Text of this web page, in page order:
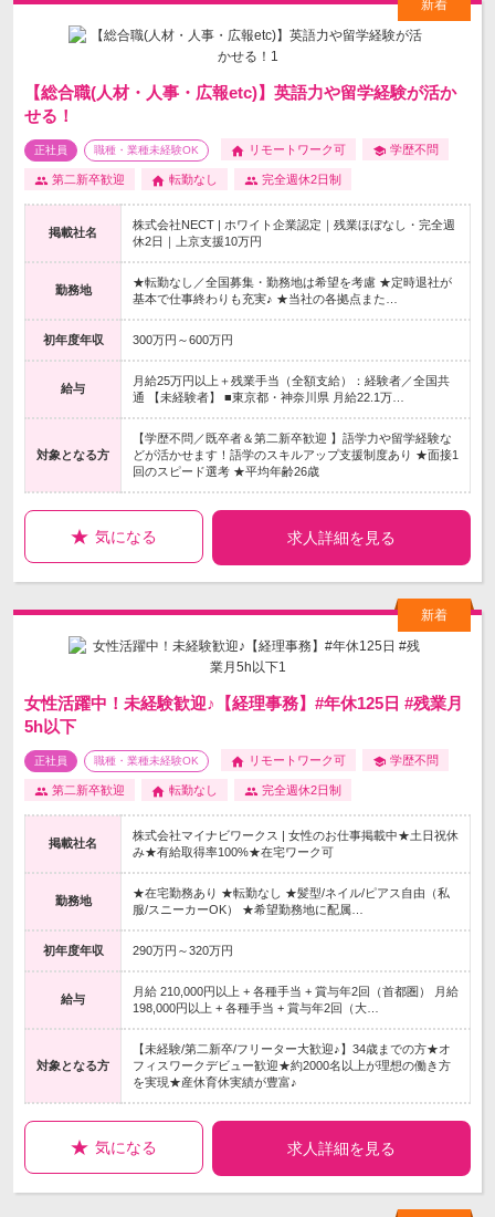
【総合職(人材・人事・広報etc)】英語力や留学経験が活か
せる！
正社員 職種・業種未経験OK リモートワーク可 学歴不問
第二新卒歓迎 転勤なし 完全週休2日制
掲載社名
株式会社NECT | ホワイト企業認定｜残業ほぼなし・完全週
休2日｜上京支援10万円
勤務地
★転勤なし／全国募集・勤務地は希望を考慮 ★定時退社が
基本で仕事終わりも充実♪ ★当社の各拠点また…
初年度年収 300万円～600万円
給与
月給25万円以上＋残業手当（全額支給）：経験者／全国共
通 【未経験者】 ■東京都・神奈川県 月給22.1万…
対象となる方
【学歴不問／既卒者＆第二新卒歓迎 】語学力や留学経験な
どが活かせます！語学のスキルアップ支援制度あり ★面接1
回のスピード選考 ★平均年齢26歳
気になる 求人詳細を見る
女性活躍中！未経験歓迎♪【経理事務】#年休125日 #残業月
5h以下
正社員 職種・業種未経験OK リモートワーク可 学歴不問
第二新卒歓迎 転勤なし 完全週休2日制
掲載社名
株式会社マイナビワークス | 女性のお仕事掲載中★土日祝休
み★有給取得率100%★在宅ワーク可
勤務地
★在宅勤務あり ★転勤なし ★髪型/ネイル/ピアス自由（私
服/スニーカーOK） ★希望勤務地に配属…
初年度年収 290万円～320万円
給与
月給 210,000円以上 + 各種手当 + 賞与年2回（首都圏） 月給
198,000円以上 + 各種手当 + 賞与年2回（大…
対象となる方
【未経験/第二新卒/フリーター大歓迎♪】34歳までの方★オ
フィスワークデビュー歓迎★約2000名以上が理想の働き方
を実現★産休育休実績が豊富♪
気になる 求人詳細を見る